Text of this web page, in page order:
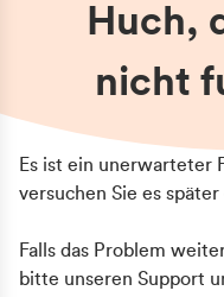
Huch,
nicht
Es ist ein unerwarteter
versuchen Sie es
Falls das Problem
bitte unseren Support